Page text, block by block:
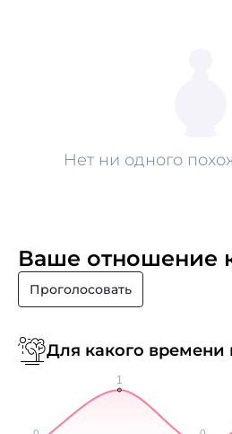
Нет ни одного
Ваше отношение
Проголосовать
Для какого времени